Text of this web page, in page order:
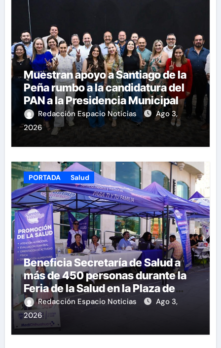
Muestran apoyo a Santiago de la
Peña rumbo a la candidatura del
PAN a la Presidencia Municipal
Redacción Espacio Noticias
Ago 3,
2026
PORTADA Salud
Beneficia Secretaría de Salud a
más de 450 personas durante la
Feria de la Salud en la Plaza de
Armas
Redacción Espacio Noticias
Ago 3,
2026